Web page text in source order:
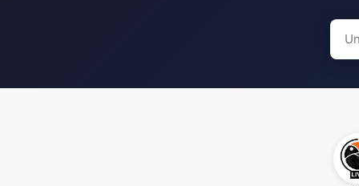
for: